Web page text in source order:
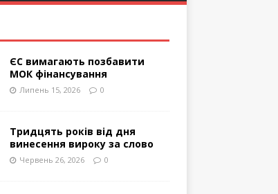
ЄС вимагають позбавити
МОК фінансування
Липень 15, 2026 0
Тридцять років від дня
винесення вироку за слово
Червень 26, 2026 0